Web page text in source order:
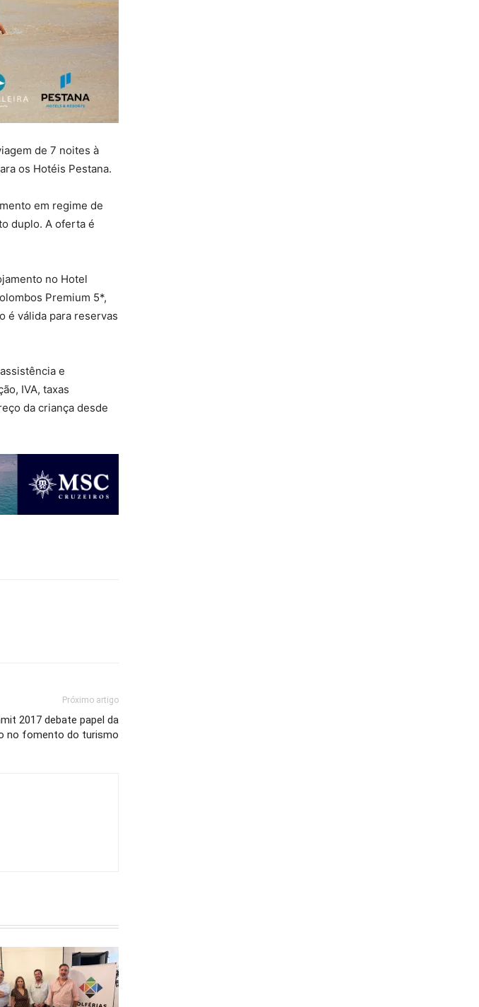
de 7 noites à
os Hotéis Pestana.
em regime de
duplo. A oferta é
no Hotel
Premium 5*,
é válida para reservas
e
IVA, taxas
da criança desde
Próximo artigo
2017 debate papel da
no fomento do turismo